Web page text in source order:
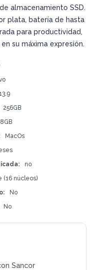
almacenamiento SSD.
plata, batería de hasta
para productividad,
su máxima expresión.
256GB
8GB
MacOs
no
(16 núcleos)
No
No
Sancor